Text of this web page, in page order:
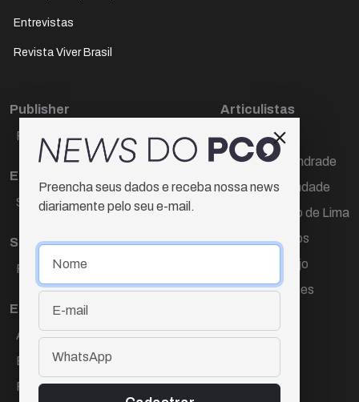
Entrevistas
Revista Viver Brasil
Publisher
Paulo Cesar de Oliveira
Editora Chefe
Sueli Cotta
Sub-editora
Raquel Ayres
Equipe
Ana Lúcia Cortez
Eliane Hardy
Fernando Torres
Articulistas
Décio Freire
Dr Marcos Andrade
Hamilton Trindade
Igor Carvalho de Lima
Mario Campos
Renata Araújo
Wagner Gomes
Preencha seus dados e receba nossa news
diariamente pelo seu e-mail.